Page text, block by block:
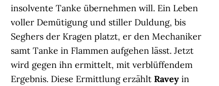
insolvente Tanke übernehmen will. Ein Leben
voller Demütigung und stiller Duldung, bis
Seghers der Kragen platzt, er den Mechaniker
samt Tanke in Flammen aufgehen lässt. Jetzt
wird gegen ihn ermittelt, mit verblüffendem
Ergebnis. Diese Ermittlung erzähltRavey in